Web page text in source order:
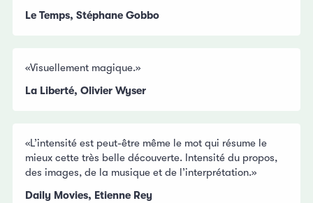
Le Temps, Stéphane Gobbo
«Visuellement magique.»
La Liberté, Olivier Wyser
«L’intensité est peut-être même le mot qui résume le
mieux cette très belle découverte. Intensité du propos,
des images, de la musique et de l’interprétation.»
Daily Movies, Etienne Rey